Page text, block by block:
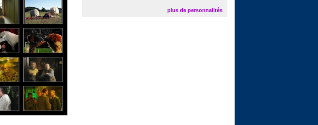
plus de personnalités